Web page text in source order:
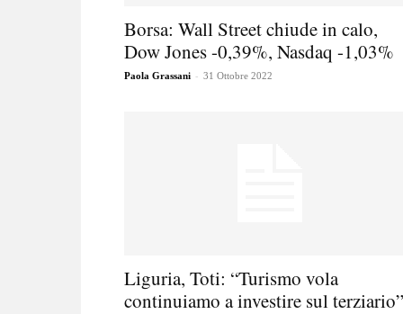
Borsa: Wall Street chiude in calo,
Dow Jones -0,39%, Nasdaq -1,03%
Paola Grassani - 31 Ottobre 2022
Liguria, Toti: “Turismo vola
continuiamo a investire sul terziario”